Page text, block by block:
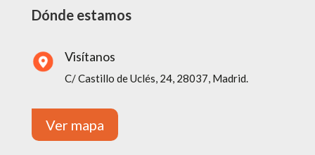
Dónde estamos
Visítanos
C/ Castillo de Uclés, 24, 28037, Madrid.
Ver mapa